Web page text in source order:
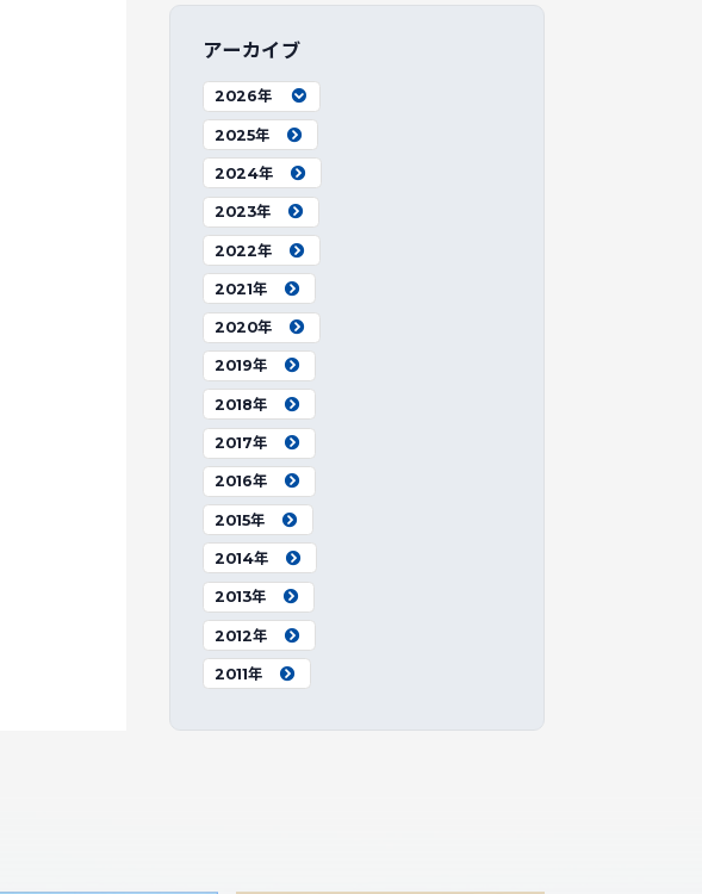
アーカイブ
2026年
2025年
2024年
2023年
2022年
2021年
2020年
2019年
2018年
2017年
2016年
2015年
2014年
2013年
2012年
2011年